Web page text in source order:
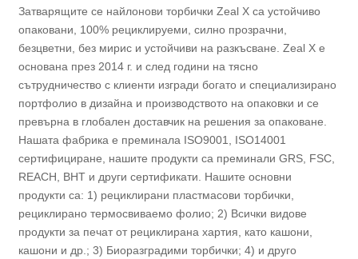
Затварящите се найлонови торбички Zeal X са устойчиво
опаковани, 100% рециклируеми, силно прозрачни,
безцветни, без мирис и устойчиви на разкъсване. Zeal X е
основана през 2014 г. и след години на тясно
сътрудничество с клиенти изгради богато и специализирано
портфолио в дизайна и производството на опаковки и се
превърна в глобален доставчик на решения за опаковане.
Нашата фабрика е преминала ISO9001, ISO14001
сертифициране, нашите продукти са преминали GRS, FSC,
REACH, BHT и други сертификати. Нашите основни
продукти са: 1) рециклирани пластмасови торбички,
рециклирано термосвиваемо фолио; 2) Всички видове
продукти за печат от рециклирана хартия, като кашони,
кашони и др.; 3) Биоразградими торбички; 4) и друго